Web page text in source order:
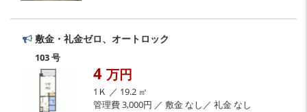
敷金・礼金ゼロ、オートロック
103 号
4 万円
1Ｋ ／ 19.2 ㎡
管理費 3,000円 ／ 敷金 なし／ 礼金 なし